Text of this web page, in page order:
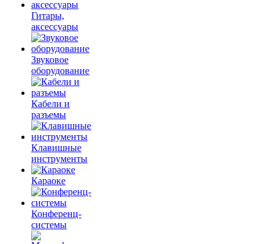
Гитары,
аксессуары
Звуковое
оборудование
Кабели и
разъемы
Клавишные
инструменты
Караоке
Конференц-
системы